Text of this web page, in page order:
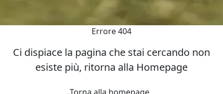
Errore 404
Ci dispiace la pagina che stai cercando non
esiste più, ritorna alla Homepage